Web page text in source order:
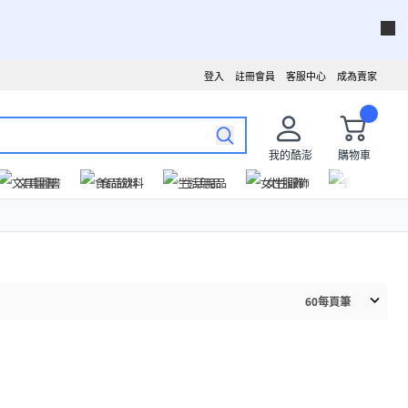
成為賣家
客服中心
註冊會員
登入
我的酷澎
購物車
文具圖書
食品飲料 生活用品 女性服飾
60每頁筆